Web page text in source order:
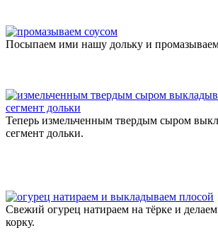
Посыпаем ими нашу дольку и
Теперь измельченным твердым сыром
сегмент дольки.
Свежий огурец натираем на тёрке и
корку.